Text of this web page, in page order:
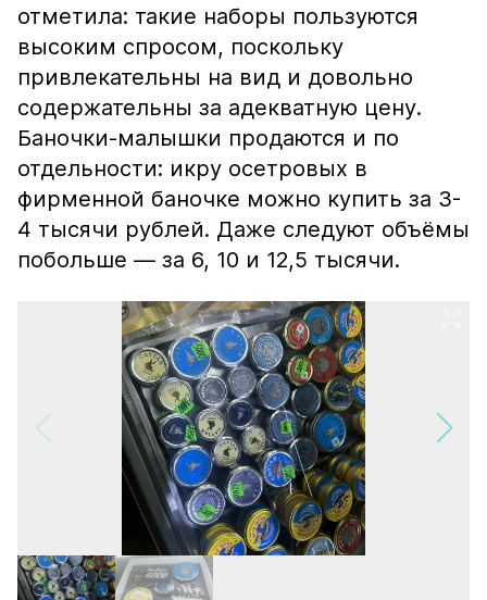
отметила: такие наборы пользуются
высоким спросом, поскольку
привлекательны на вид и довольно
содержательны за адекватную цену.
Баночки-малышки продаются и по
отдельности: икру осетровых в
фирменной баночке можно купить за 3-
4 тысячи рублей. Даже следуют объёмы
побольше — за 6, 10 и 12,5 тысячи.